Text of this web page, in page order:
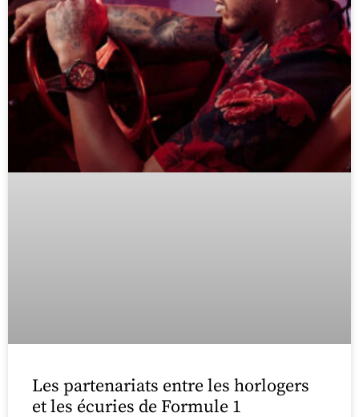
Les partenariats entre les horlogers
et les écuries de Formule 1